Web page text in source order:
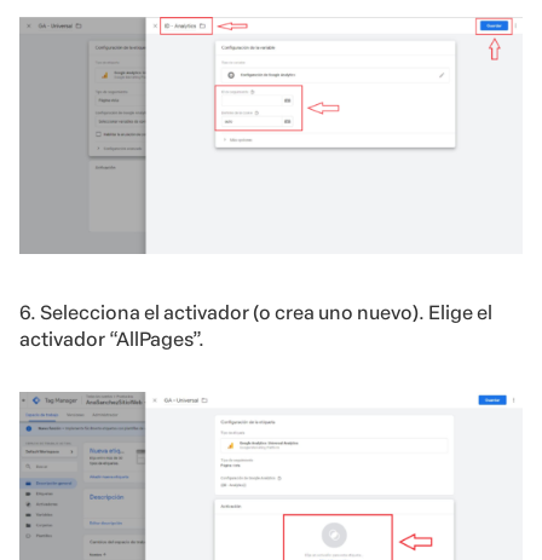
6. Selecciona el activador (o crea uno nuevo). Elige el
activador “AllPages”.